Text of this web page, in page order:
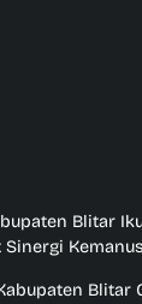
Blitar
Sinergi